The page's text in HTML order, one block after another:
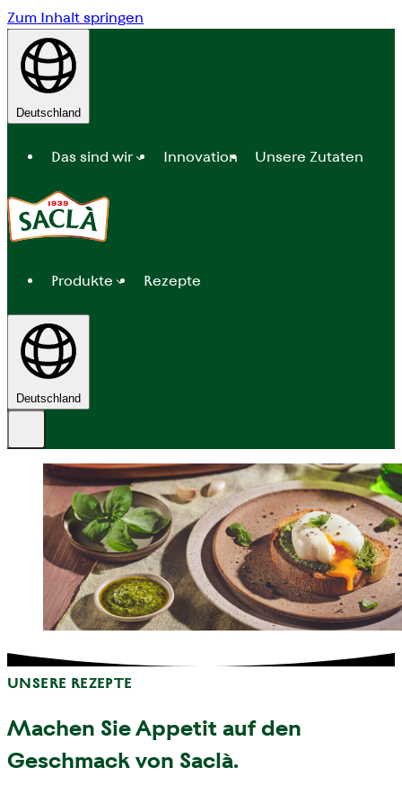
Zum Inhalt springen
Deutschland
Das sind wir Innovation Unsere Zutaten
Produkte Rezepte
Deutschland
UNSERE REZEPTE
Machen Sie Appetit auf den
Geschmack von Saclà.